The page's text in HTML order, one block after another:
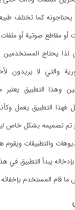
كما تختلف
أو مقاطع صوتية أو
لذا يحتاج المستخدمين
والتي لا يريدون
وهذا التطبيق يعتبر
فهذا التطبيق يعمل
تصميمه بشكل خاص
والتطبيقات ويقوم
يبدأ التطبيق في
قام المستخدم بإخفائه